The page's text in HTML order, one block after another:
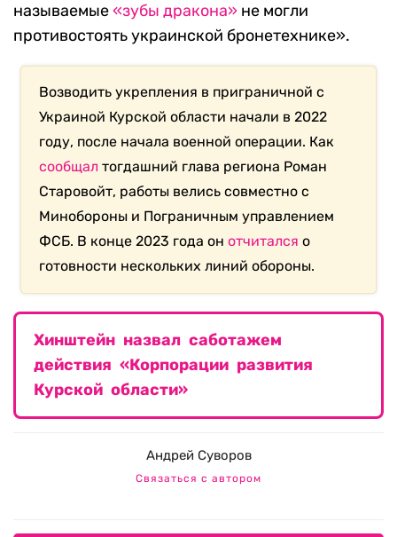
называемые«зубы дракона» не могли
противостоять украинской бронетехнике».
Возводить укрепления в приграничной с
Украиной Курской области начали в 2022
году, после начала военной операции. Как
сообщал тогдашний глава региона Роман
Старовойт, работы велись совместно с
Минобороны и Пограничным управлением
ФСБ. В конце 2023 года онотчитался о
готовности нескольких линий обороны.
Хинштейн назвал саботажем
действия «Корпорации развития
Курской области»
Андрей Суворов
Связаться с автором